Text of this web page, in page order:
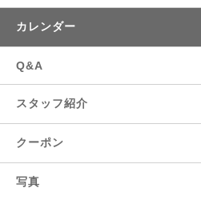
カレンダー
Q&A
スタッフ紹介
クーポン
写真